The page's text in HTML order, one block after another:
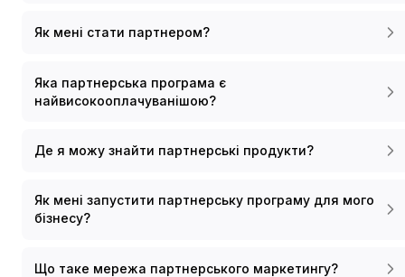
Як мені стати партнером?
Яка партнерська програма є
найвисокооплачуванішою?
Де я можу знайти партнерські продукти?
Як мені запустити партнерську програму для мого
бізнесу?
Що таке мережа партнерського маркетингу?